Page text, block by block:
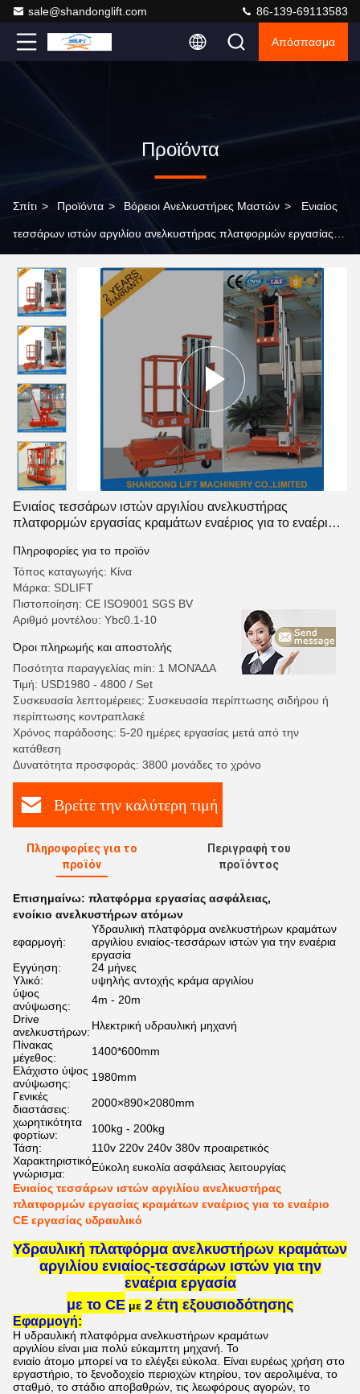
sale@shandonglift.com 86-139-69113583
Απόσπασμα
Προϊόντα
Σπίτι > Προϊόντα > Βόρειοι Ανελκυστήρες Μαστών > Ενιαίος
τεσσάρων ιστών αργιλίου ανελκυστήρας πλατφορμών εργασίας
Ενιαίος τεσσάρων ιστών αργιλίου ανελκυστήρας
πλατφορμών εργασίας κραμάτων εναέριος για το εναέριο
Πληροφορίες για το προϊόν
Τόπος καταγωγής: Κίνα
Μάρκα: SDLIFT
Πιστοποίηση: CE ISO9001 SGS BV
Αριθμό μοντέλου: Ybc0.1-10
Όροι πληρωμής και αποστολής
Ποσότητα παραγγελίας min: 1 ΜΟΝΆΔΑ
Τιμή: USD1980 - 4800 / Set
Συσκευασία λεπτομέρειες: Συσκευασία περίπτωσης σιδήρου ή
περίπτωσης κοντραπλακέ
Χρόνος παράδοσης: 5-20 ημέρες εργασίας μετά από την
κατάθεση
Δυνατότητα προσφοράς: 3800 μονάδες το χρόνο
Βρείτε την καλύτερη τιμή
Πληροφορίες για το
προϊόν
Περιγραφή του
προϊόντος
Επισημαίνω: πλατφόρμα εργασίας ασφάλειας,
ενοίκιο ανελκυστήρων ατόμων
εφαρμογή:
Υδραυλική πλατφόρμα ανελκυστήρων κραμάτων
αργιλίου ενιαίος-τεσσάρων ιστών για την εναέρια
εργασία
Εγγύηση:
24 μήνες
Υλικό:
υψηλής αντοχής κράμα αργιλίου
ύψος
ανύψωσης:
4m - 20m
Drive
ανελκυστήρων: Ηλεκτρική υδραυλική μηχανή
Πίνακας
μέγεθος:
1400*600mm
Ελάχιστο ύψος
ανύψωσης:
1980mm
Γενικές
διαστάσεις:
2000×890×2080mm
χωρητικότητα
φορτίων:
100kg - 200kg
Τάση:
110v 220v 240v 380v προαιρετικός
Χαρακτηριστικό
γνώρισμα:
Εύκολη ευκολία ασφάλειας λειτουργίας
Ενιαίος τεσσάρων ιστών αργιλίου ανελκυστήρας
πλατφορμών εργασίας κραμάτων εναέριος για το εναέριο
CE εργασίας υδραυλικό
Υδραυλική πλατφόρμα ανελκυστήρων κραμάτων
αργιλίου ενιαίος-τεσσάρων ιστών για την
εναέρια εργασία
με το CE με 2 έτη εξουσιοδότησης
Εφαρμογή:
Η υδραυλική πλατφόρμα ανελκυστήρων κραμάτων
αργιλίου είναι μια πολύ εύκαμπτη μηχανή. Το
ενιαίο άτομο μπορεί να το ελέγξει εύκολα. Είναι ευρέως χρήση στο
εργαστήριο, το ξενοδοχείο περιοχών κτηρίου, τον αερολιμένα, το
σταθμό, το στάδιο αποβαθρών, τις λεωφόρους αγορών, το